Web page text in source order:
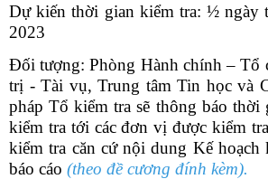
Dự kiến thời gian kiểm tra: ½ ngày
2023
Đối tượng: Phòng Hành chính – Tổ
trị - Tài vụ, Trung tâm Tin học và
pháp Tổ kiểm tra sẽ thông báo thời
kiểm tra tới các đơn vị được kiểm
kiểm tra căn cứ nội dung Kế hoạch
báo cáo (theo đề cương đính kèm).